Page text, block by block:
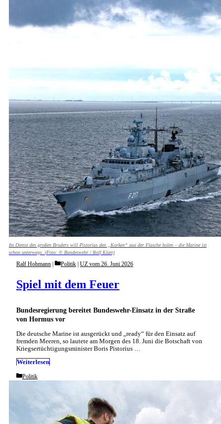
Im Dienst des großen Bruders will Pistorius den „Korken“ aus der Flasche holen – die Marine ist
schon unterwegs. (Foto: © Bundeswehr / Rolf Klatt)
Bundesregierung bereitet Bundeswehr-Einsatz in der Straße
von Hormus vor
Spiel mit dem Feuer
Ralf Hohmann Categories
Politik UZ vom 26. Juni 2026
Die deutsche Marine ist ausgerückt und „ready“ für den Einsatz auf
fremden Meeren, so lautete am Morgen des 18. Juni die Botschaft von
Kriegsertüchtigungsminister Boris Pistorius …
Weiterlesen
Categories
Politik